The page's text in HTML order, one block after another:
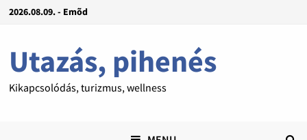
2026.08.09. - Emõd
Utazás, pihenés
Kikapcsolódás, turizmus, wellness